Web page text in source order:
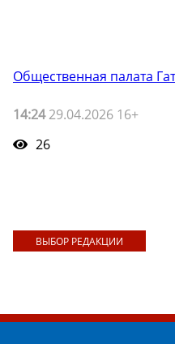
Общественная палата
14:2429.04.2026 16+
26
ВЫБОР РЕДАКЦИИ